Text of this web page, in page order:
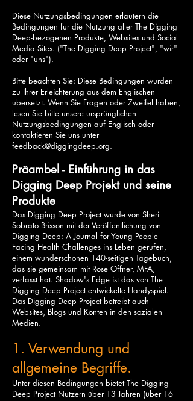
Diese Nutzungsbedingungen erläutern die
Bedingungen für die Nutzung aller The Digging
Deep-bezogenen Produkte, Websites und Social
Media Sites. ("The Digging Deep Project", "wir"
oder "uns").
Bitte beachten Sie: Diese Bedingungen wurden
zu Ihrer Erleichterung aus dem Englischen
übersetzt. Wenn Sie Fragen oder Zweifel haben,
lesen Sie bitte unsere ursprünglichen
Nutzungsbedingungen auf Englisch oder
kontaktieren Sie uns unter
feedback@diggingdeep.org.
Präambel - Einführung in das
Digging Deep Projekt und seine
Produkte
Das Digging Deep Project wurde von Sheri
Sobrato Brisson mit der Veröffentlichung von
Digging Deep: A Journal for Young People
Facing Health Challenges ins Leben gerufen,
einem wunderschönen 140-seitigen Tagebuch,
das sie gemeinsam mit Rose Offner, MFA,
verfasst hat. Shadow's Edge ist das von The
Digging Deep Project entwickelte Handyspiel.
Das Digging Deep Project betreibt auch
Websites, Blogs und Konten in den sozialen
Medien.
1. Verwendung und
allgemeine Begriffe.
Unter diesen Bedingungen bietet The Digging
Deep Project Nutzern über 13 Jahren (über 16